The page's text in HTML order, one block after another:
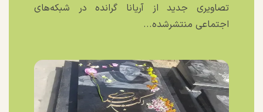
تصاویری جدید از آریانا گرانده در شبکه‌های
اجتماعی منتشرشده...